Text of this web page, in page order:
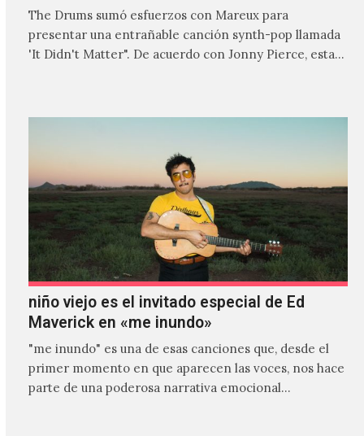
The Drums sumó esfuerzos con Mareux para
presentar una entrañable canción synth-pop llamada
'It Didn't Matter". De acuerdo con Jonny Pierce, esta
niño viejo es el invitado especial de Ed
Maverick en «me inundo»
"me inundo" es una de esas canciones que, desde el
primer momento en que aparecen las voces, nos hace
parte de una poderosa narrativa emocional…